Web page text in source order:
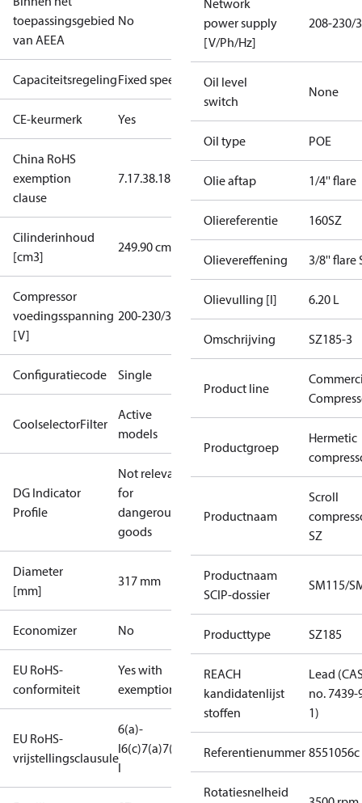
toepassingsgebied
van AEEA
No
CapaciteitsregelingFixed speed
CE-keurmerk Yes
China RoHS
exemption
clause
7.17.38.18.3.1
Cilinderinhoud
[cm3]
249.90 cm³
Compressor
voedingsspanning
[V]
200-230/3/60
Configuratiecode Single
CoolselectorFilter
Active
models
DG Indicator
Profile
Not relevant
for
dangerous
goods
Diameter
[mm]
317 mm
Economizer No
EU RoHS-
conformiteit
Yes with
exemptions
EU RoHS-
vrijstellingsclausule
6(a)-
I6(c)7(a)7(c)-
I
Network
power supply
[V/Ph/Hz]
208-230/
Oil level
switch
None
Oil type POE
Olie aftap 1/4'' flare
Oliereferentie 160SZ
Olievereffening 3/8'' flare
Olievulling [l] 6.20 L
Omschrijving SZ185-3
Product line
Productgroep
Hermetic
Productnaam
Scroll
SZ
Productnaam
SCIP-dossier
SM115/
Producttype SZ185
REACH
kandidatenlijst
stoffen
Lead
no. 7439-
1)
Referentienummer 8551056c
Rotatiesnelheid